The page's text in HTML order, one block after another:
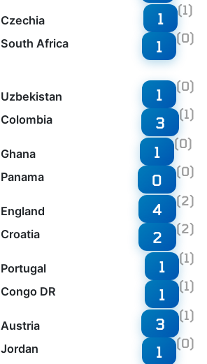
Czechia
South Africa
1 (1)
1 (0)
Uzbekistan
Colombia
1 (0)
3 (1)
Ghana
Panama
1 (0)
0 (0)
England
Croatia
4 (2)
2 (2)
Portugal
Congo DR
1 (1)
1 (1)
Austria
Jordan
3 (1)
1 (0)